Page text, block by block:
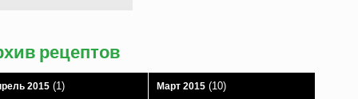
рецептов
2015 (1) Март 2015(10)